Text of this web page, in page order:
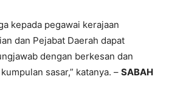
kepada pegawai kerajaan
dan Pejabat Daerah dapat
dengan berkesan dan
sasar,” katanya. – SABAH